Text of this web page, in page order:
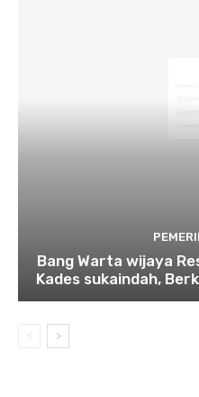
Bang Warta wijaya
Kades sukaindah,